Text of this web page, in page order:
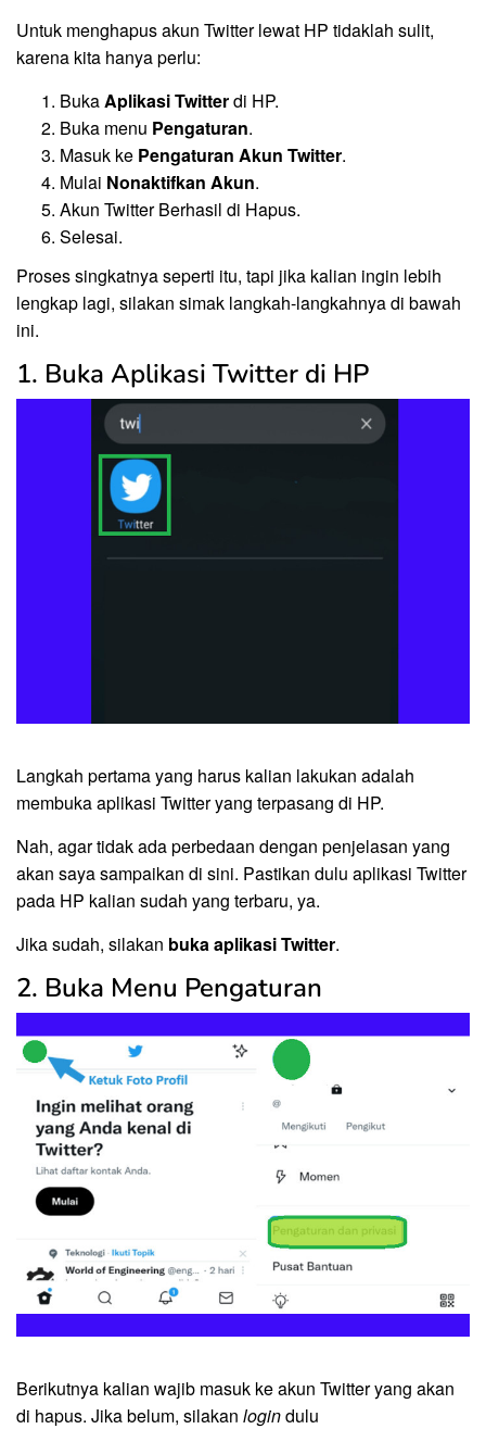
Untuk menghapus akun Twitter lewat HP tidaklah sulit,
karena kita hanya perlu:
BukaAplikasi Twitterdi HP.
Buka menu Pengaturan.
Masuk ke Pengaturan Akun Twitter.
Mulai Nonaktifkan Akun.
Akun Twitter Berhasil di Hapus.
Selesai.
Proses singkatnya seperti itu, tapi jika kalian ingin lebih
lengkap lagi, silakan simak langkah-langkahnya di bawah
ini.
1. Buka Aplikasi Twitter di HP
Langkah pertama yang harus kalian lakukan adalah
membuka aplikasi Twitter yang terpasang di HP.
Nah, agar tidak ada perbedaan dengan penjelasan yang
akan saya sampaikan di sini. Pastikan dulu aplikasi Twitter
pada HP kalian sudah yang terbaru, ya.
Jika sudah, silakan buka aplikasi Twitter.
2. Buka Menu Pengaturan
Berikutnya kalian wajib masuk ke akun Twitter yang akan
di hapus. Jika belum, silakan logindulu